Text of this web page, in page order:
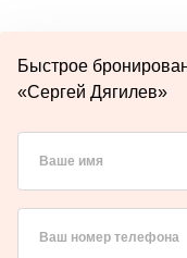
Быстрое
«Сергей Дягилев»
Ваше имя
Ваш номер телефона